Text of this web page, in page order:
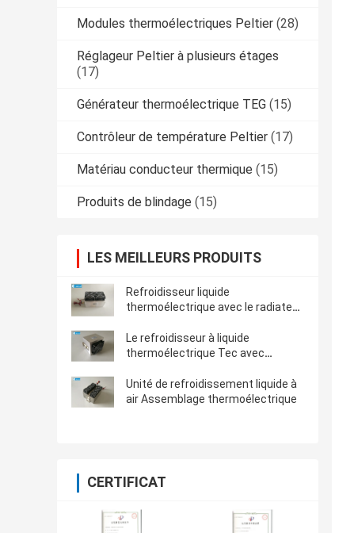
Modules thermoélectriques Peltier (28)
Réglageur Peltier à plusieurs étages
(17)
Générateur thermoélectrique TEG (15)
Contrôleur de température Peltier (17)
Matériau conducteur thermique (15)
Produits de blindage (15)
LES MEILLEURS PRODUITS
Refroidisseur liquide
thermoélectrique avec le radiateur
refroidissement
Le refroidisseur à liquide
thermoélectrique Tec avec
Unité de refroidissement liquide à
air Assemblage thermoélectrique
CERTIFICAT